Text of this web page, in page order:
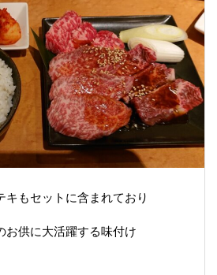
キもセットに含まれており
お供に大活躍する味付け